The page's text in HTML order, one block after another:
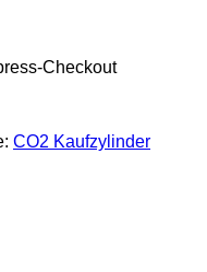
Checkout
CO2 Kaufzylinder